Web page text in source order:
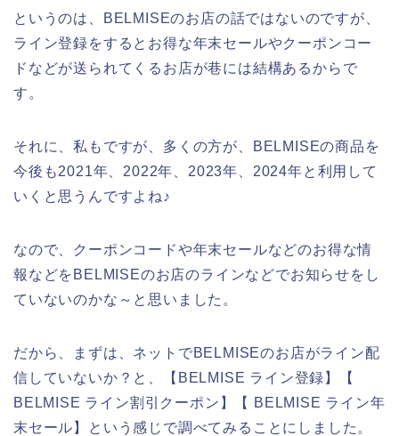
というのは、BELMISEのお店の話ではないのですが、
ライン登録をするとお得な年末セールやクーポンコー
ドなどが送られてくるお店が巷には結構あるからで
す。
それに、私もですが、多くの方が、BELMISEの商品を
今後も2021年、2022年、2023年、2024年と利用して
いくと思うんですよね♪
なので、クーポンコードや年末セールなどのお得な情
報などをBELMISEのお店のラインなどでお知らせをし
ていないのかな～と思いました。
だから、まずは、ネットでBELMISEのお店がライン配
信していないか？と、【BELMISE ライン登録】【
BELMISE ライン割引クーポン】【 BELMISE ライン年
末セール】という感じで調べてみることにしました。